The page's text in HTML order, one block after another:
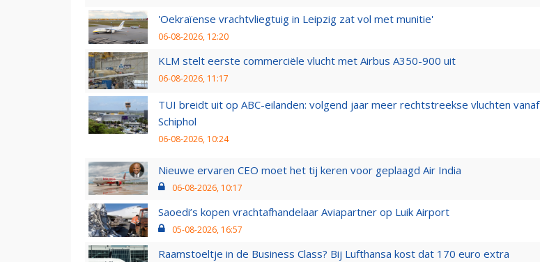
'Oekraïense vrachtvliegtuig in Leipzig zat vol met munitie'
06-08-2026, 12:20
KLM stelt eerste commerciële vlucht met Airbus A350-900 uit
06-08-2026, 11:17
TUI breidt uit op ABC-eilanden: volgend jaar meer rechtstreekse vluchten vanaf
Schiphol
06-08-2026, 10:24
Nieuwe ervaren CEO moet het tij keren voor geplaagd Air India
06-08-2026, 10:17
Saoedi’s kopen vrachtafhandelaar Aviapartner op Luik Airport
05-08-2026, 16:57
Raamstoeltje in de Business Class? Bij Lufthansa kost dat 170 euro extra